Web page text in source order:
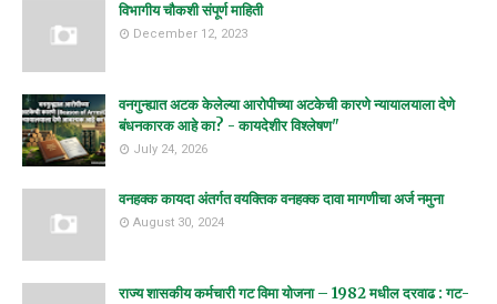
विभागीय चौकशी संपूर्ण माहिती
December 12, 2023
वनगुन्ह्यात अटक केलेल्या आरोपीच्या अटकेची कारणे न्यायालयाला देणे
बंधनकारक आहे का? - कायदेशीर विश्लेषण"
July 24, 2026
वनहक्क कायदा अंतर्गत वयक्तिक वनहक्क दावा मागणीचा अर्ज नमुना
August 30, 2024
राज्य शासकीय कर्मचारी गट विमा योजना – 1982 मधील दरवाढ : गट-